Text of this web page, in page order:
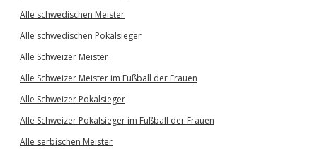
Alle schwedischen Meister
Alle schwedischen Pokalsieger
Alle Schweizer Meister
Alle Schweizer Meister im Fußball der Frauen
Alle Schweizer Pokalsieger
Alle Schweizer Pokalsieger im Fußball der Frauen
Alle serbischen Meister